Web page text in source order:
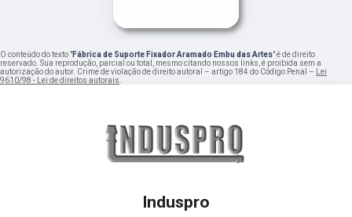
O conteúdo do texto "Fábrica de Suporte Fixador Aramado Embu das Artes" é de direito
reservado. Sua reprodução, parcial ou total, mesmo citando nossos links, é proibida sem a
autorização do autor. Crime de violação de direito autoral – artigo 184 do Código Penal – Lei
9610/98 - Lei de direitos autorais.
Induspro